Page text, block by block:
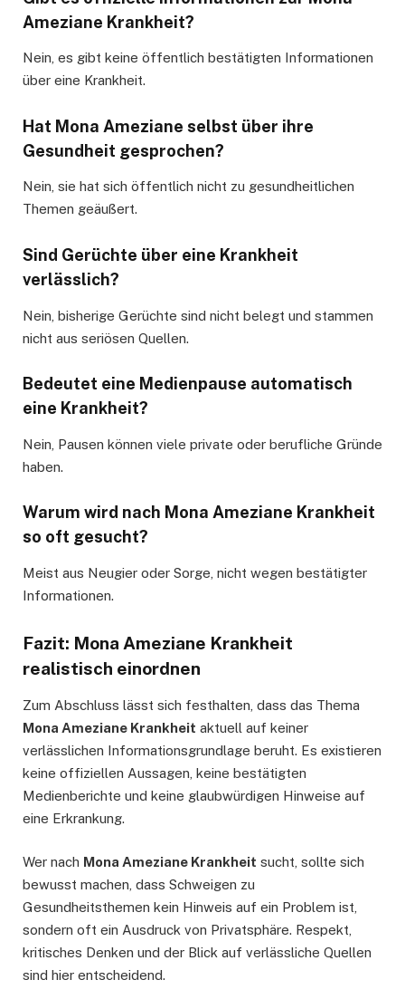
Ameziane Krankheit?
Nein, es gibt keine öffentlich bestätigten Informationen
über eine Krankheit.
Hat Mona Ameziane selbst über ihre
Gesundheit gesprochen?
Nein, sie hat sich öffentlich nicht zu gesundheitlichen
Themen geäußert.
Sind Gerüchte über eine Krankheit
verlässlich?
Nein, bisherige Gerüchte sind nicht belegt und stammen
nicht aus seriösen Quellen.
Bedeutet eine Medienpause automatisch
eine Krankheit?
Nein, Pausen können viele private oder berufliche Gründe
haben.
Warum wird nach Mona Ameziane Krankheit
so oft gesucht?
Meist aus Neugier oder Sorge, nicht wegen bestätigter
Informationen.
Fazit: Mona Ameziane Krankheit
realistisch einordnen
Zum Abschluss lässt sich festhalten, dass das Thema
Mona Ameziane Krankheit aktuell auf keiner
verlässlichen Informationsgrundlage beruht. Es existieren
keine offiziellen Aussagen, keine bestätigten
Medienberichte und keine glaubwürdigen Hinweise auf
eine Erkrankung.
Wer nach Mona Ameziane Krankheit sucht, sollte sich
bewusst machen, dass Schweigen zu
Gesundheitsthemen kein Hinweis auf ein Problem ist,
sondern oft ein Ausdruck von Privatsphäre. Respekt,
kritisches Denken und der Blick auf verlässliche Quellen
sind hier entscheidend.